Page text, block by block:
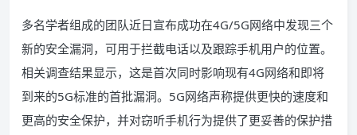
多名学者组成的团队近日宣布成功在4G/5G网络中发现三个
新的安全漏洞，可用于拦截电话以及跟踪手机用户的位置。
相关调查结果显示，这是首次同时影响现有4G网络和即将
到来的5G标准的首批漏洞。5G网络声称提供更快的速度和
更高的安全保护，并对窃听手机行为提供了更妥善的保护措